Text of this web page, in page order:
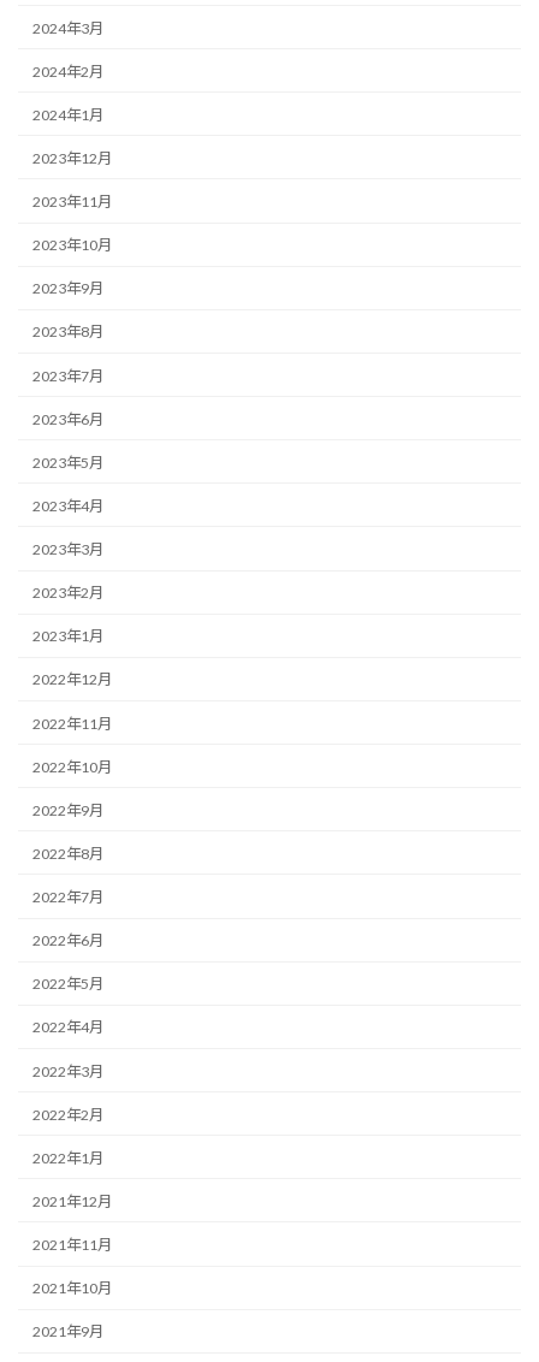
2024年3月
2024年2月
2024年1月
2023年12月
2023年11月
2023年10月
2023年9月
2023年8月
2023年7月
2023年6月
2023年5月
2023年4月
2023年3月
2023年2月
2023年1月
2022年12月
2022年11月
2022年10月
2022年9月
2022年8月
2022年7月
2022年6月
2022年5月
2022年4月
2022年3月
2022年2月
2022年1月
2021年12月
2021年11月
2021年10月
2021年9月